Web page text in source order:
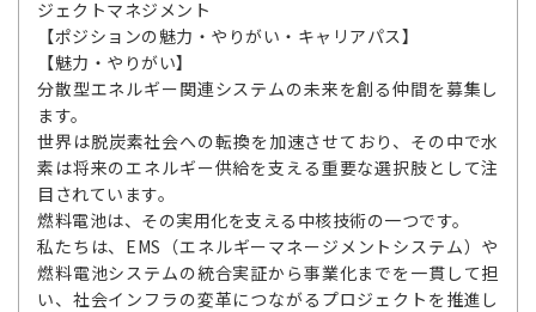
ジェクトマネジメント
【ポジションの魅力・やりがい・キャリアパス】
【魅力・やりがい】
分散型エネルギー関連システムの未来を創る仲間を募集し
ます。
世界は脱炭素社会への転換を加速させており、その中で水
素は将来のエネルギー供給を支える重要な選択肢として注
目されています。
燃料電池は、その実用化を支える中核技術の一つです。
私たちは、EMS（エネルギーマネージメントシステム）や
燃料電池システムの統合実証から事業化までを一貫して担
い、社会インフラの変革につながるプロジェクトを推進し